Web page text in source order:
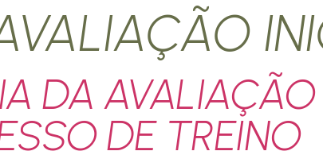
DA
DE TREINO